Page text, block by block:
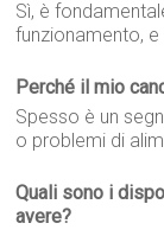
Sì, è
funzionamento,
Perché il mio
Spesso è un
o problemi di
Quali sono i
avere?